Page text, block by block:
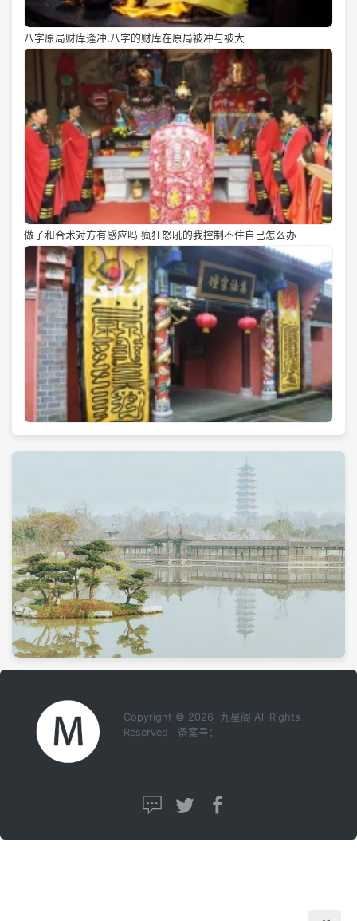
八字原局财库逢冲,八字的财库在原局被冲与被大
做了和合术对方有感应吗 疯狂怒吼的我控制不住自己怎么办
Copyright © 2026 九星阁 All Rights
Reserved 备案号：